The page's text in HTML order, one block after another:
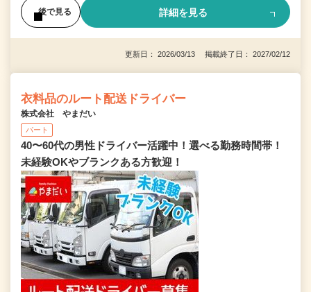
後で見る 詳細を見る
更新日： 2026/03/13 掲載終了日： 2027/02/12
衣料品のルート配送ドライバー
株式会社 やまだい
パート
40〜60代の男性ドライバー活躍中！選べる勤務時間帯！
未経験OKやブランクある方歓迎！